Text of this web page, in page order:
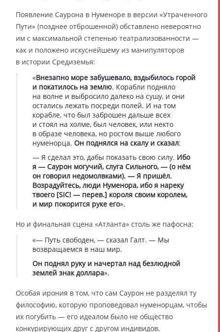
Появление Саурона в Нуменоре в версии «Утраченного
Пути» (позднее отброшенной) обставлено невероятно
им с максимальной степенью театрализованности —
как и положено искуснейшему из манипуляторов
в истории Средиземья:
«Внезапно море забушевало, вздыбилось горой
и покатилось на землю. Корабли подняло
на волне и выбросило далеко на сушу, и они
остались лежать посреди полей. И на том
корабле, что был заброшен дальше всех
и стоял на холме, был человек, или некто
в образе человека, но ростом выше любого
нуменорца. Он поднялся на скалу и сказал:
— Я сделал это, дабы показать свою силу. Ибо
я — Саурон могучий, слуга Сильного, — (о нём
он говорил недомолвками). — Я пришёл.
Возрадуйтесь, люди Нуменора, ибо я нареку
твоего [SIC! — перев.] короля своим королем,
и мир покорится руке его».
Но и финальная сцена «Атланта» столь же пафосна:
«— Путь свободен, — сказал Галт. — Мы
возвращаемся в наш мир.
Он поднял руку и начертал над безлюдной
землей знак доллара».
Особая ирония в том, что сам Саурон не разделял ту
философию, которую проповедовал нуменорцам, чтобы
их погубить — его идеалом было не общество
конкурирующих друг с другом индивидов,